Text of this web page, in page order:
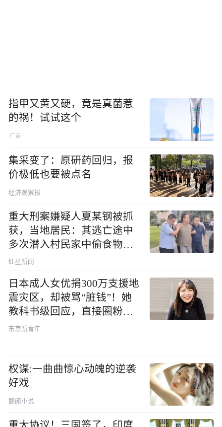
指甲又黄又硬，竟是真菌惹
的祸！试试这个
集采变了：原研药回归，报
价极低也要被点名
经济观察报
重大刑案嫌疑人夏某钢被抓
获，当地居民：其逃亡途中
多次潜入村民家中偷食物被
发现
红星新闻
日本成人女优捐300万支援地
震灾区，却被骂“脏钱”！她
教科书级回应，直接圈粉无
数
东京新青年
权谋:一曲曲惊心动魄的逆袭
好戏
翻阅小说